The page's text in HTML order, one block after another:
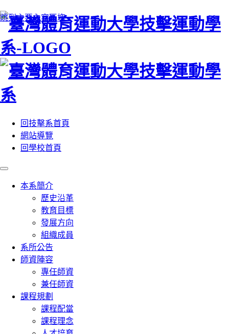
跳到主要內容區塊
:::
回技擊系首頁
網站導覽
回學校首頁
本系簡介
歷史沿革
教育目標
發展方向
組織成員
系所公告
師資陣容
專任師資
兼任師資
課程規劃
課程配當
課程理念